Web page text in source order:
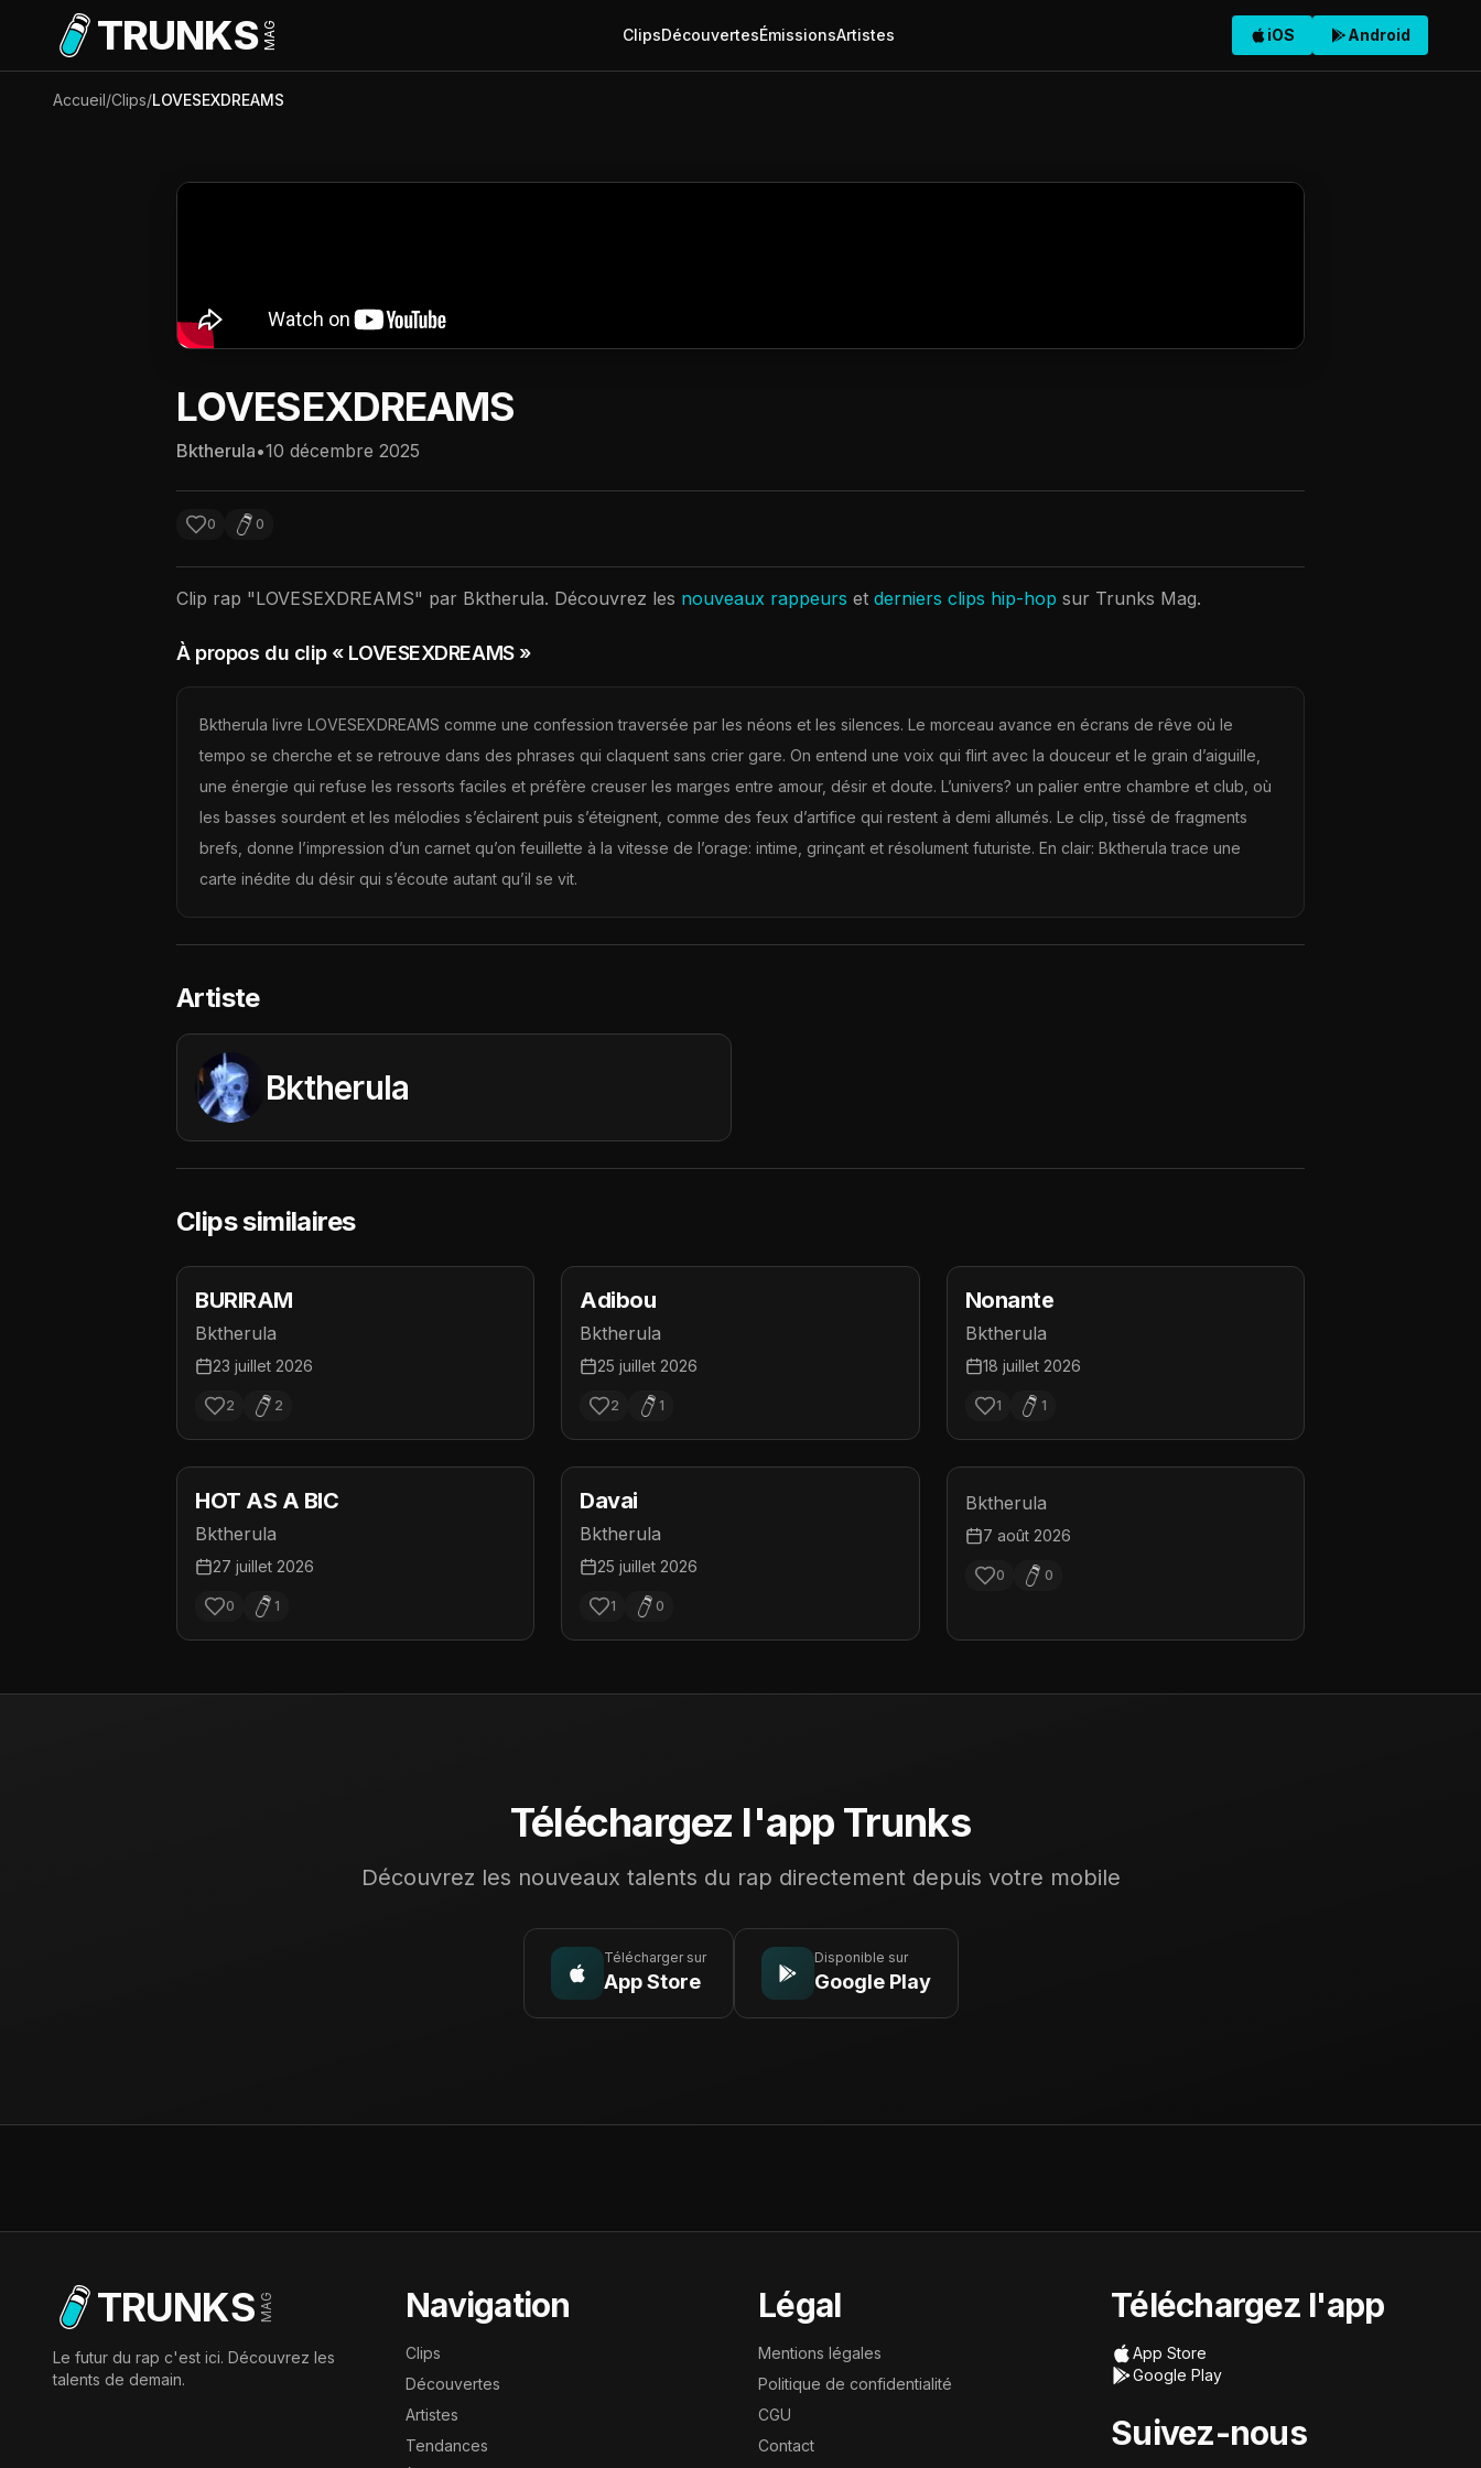
Aller au contenu principal
TRUNKSMAG ClipsDécouvertesÉmissionsArtistes iOS Android
Accueil/Clips/LOVESEXDREAMS
LOVESEXDREAMS
Bktherula•10 décembre 2025
0 0
Clip rap "LOVESEXDREAMS" par Bktherula. Découvrez les nouveaux rappeurs et derniers clips hip-hop sur Trunks Mag.
À propos du clip« LOVESEXDREAMS »
Bktherula livre LOVESEXDREAMS comme une confession traversée par les néons et les silences. Le morceau avance en écrans de rêve où le
tempo se cherche et se retrouve dans des phrases qui claquent sans crier gare. On entend une voix qui flirt avec la douceur et le grain d’aiguille,
une énergie qui refuse les ressorts faciles et préfère creuser les marges entre amour, désir et doute. L’univers? un palier entre chambre et club, où
les basses sourdent et les mélodies s’éclairent puis s’éteignent, comme des feux d’artifice qui restent à demi allumés. Le clip, tissé de fragments
brefs, donne l’impression d’un carnet qu’on feuillette à la vitesse de l’orage: intime, grinçant et résolument futuriste. En clair: Bktherula trace une
carte inédite du désir qui s’écoute autant qu’il se vit.
Artiste
Bktherula
Clips similaires
BURIRAM
Bktherula
23 juillet 2026
2 2
Adibou
Bktherula
25 juillet 2026
2 1
Nonante
Bktherula
18 juillet 2026
1 1
HOT AS A BIC
Bktherula
27 juillet 2026
0 1
Davai
Bktherula
25 juillet 2026
1 0
Bktherula
7 août 2026
0 0
Téléchargez l'app Trunks
Découvrez les nouveaux talents du rap directement depuis votre mobile
Télécharger sur
App Store
Disponible sur
Google Play
TRUNKS MAG
Le futur du rap c'est ici. Découvrez les
talents de demain.
Navigation
Clips
Découvertes
Artistes
Tendances
Légal
Mentions légales
Politique de confidentialité
CGU
Contact
Téléchargez l'app
App Store
Google Play
Suivez-nous